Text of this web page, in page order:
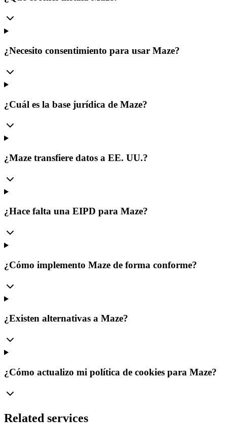
¿Necesito consentimiento para usar Maze?
¿Cuál es la base jurídica de Maze?
¿Maze transfiere datos a EE. UU.?
¿Hace falta una EIPD para Maze?
¿Cómo implemento Maze de forma conforme?
¿Existen alternativas a Maze?
¿Cómo actualizo mi política de cookies para Maze?
Related services